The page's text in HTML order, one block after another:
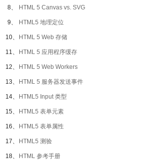
8、 HTML 5 Canvas vs. SVG
9、 HTML5 地理定位
10、 HTML 5 Web 存储
11、 HTML 5 应用程序缓存
12、 HTML 5 Web Workers
13、 HTML 5 服务器发送事件
14、 HTML5 Input 类型
15、 HTML5 表单元素
16、 HTML5 表单属性
17、 HTML5 测验
18、 HTML 参考手册